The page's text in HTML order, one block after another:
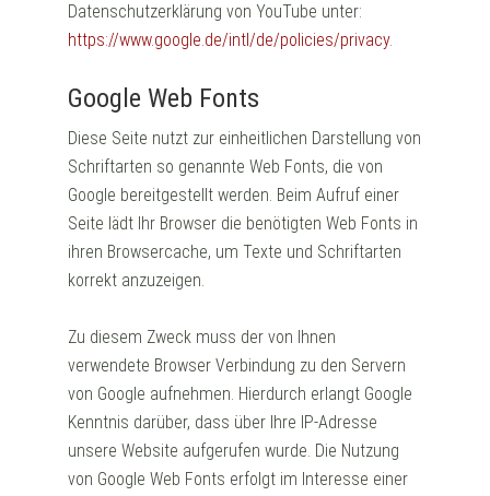
Datenschutzerklärung von YouTube unter:
https://www.google.de/intl/de/policies/privacy.
Google Web Fonts
Diese Seite nutzt zur einheitlichen Darstellung von
Schriftarten so genannte Web Fonts, die von
Google bereitgestellt werden. Beim Aufruf einer
Seite lädt Ihr Browser die benötigten Web Fonts in
ihren Browsercache, um Texte und Schriftarten
korrekt anzuzeigen.
Zu diesem Zweck muss der von Ihnen
verwendete Browser Verbindung zu den Servern
von Google aufnehmen. Hierdurch erlangt Google
Kenntnis darüber, dass über Ihre IP-Adresse
unsere Website aufgerufen wurde. Die Nutzung
von Google Web Fonts erfolgt im Interesse einer